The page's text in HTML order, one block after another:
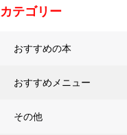
カテゴリー
おすすめの本
おすすめメニュー
その他